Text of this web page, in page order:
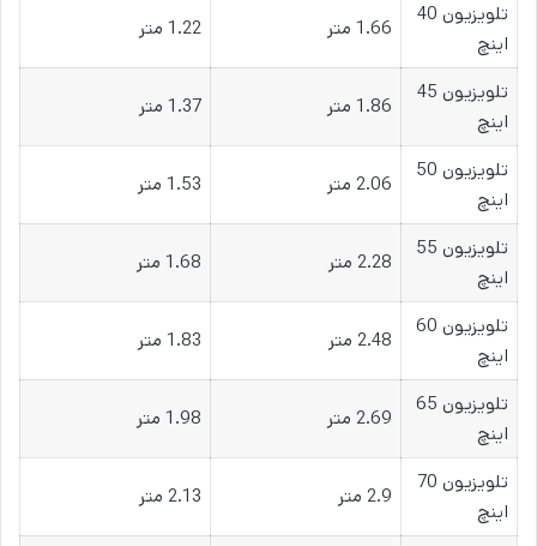
تلویزیون 40
اینچ
1.66 متر 1.22 متر
تلویزیون 45
اینچ
1.86 متر 1.37 متر
تلویزیون 50
اینچ
2.06 متر 1.53 متر
تلویزیون 55
اینچ
2.28 متر 1.68 متر
تلویزیون 60
اینچ
2.48 متر 1.83 متر
تلویزیون 65
اینچ
2.69 متر 1.98 متر
تلویزیون 70
اینچ
2.9 متر 2.13 متر